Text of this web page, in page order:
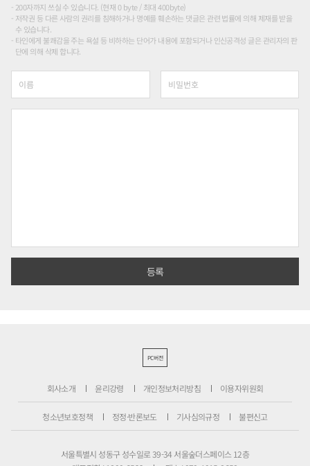
200자까지 쓰실 수 있습니다. (현재 0 byte / 최대 400byte)
저작권 등 다른 사람의 권리를 침해하거나 명예를 훼손하는 댓글은 관련 법률에 의해 제재를 받을
수 있습니다.
타인에게 불쾌감을 주는 욕설 등 비하하는 단어가 내용에 포함되거나 인신공격성 글은 관리자의 판
단에 의해 삭제 합니다.
PC버전
회사소개 윤리강령 개인정보처리방침 이용자위원회
청소년보호정책 정정·반론보도 기사심의규정 불편신고
서울특별시 성동구 성수일로 39-34 서울숲더스페이스 12층